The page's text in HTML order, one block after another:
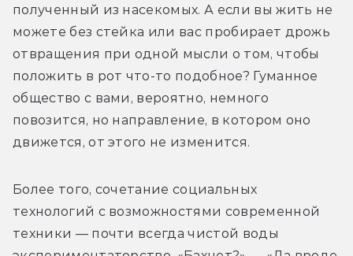
полученный из насекомых. А если вы жить не
можете без стейка или вас пробирает дрожь
отвращения при одной мысли о том, чтобы
положить в рот что-то подобное? Гуманное
общество с вами, вероятно, немного
повозится, но направление, в котором оно
движется, от этого не изменится.
Более того, сочетание социальных
технологий с возможностями современной
техники — почти всегда чистой воды